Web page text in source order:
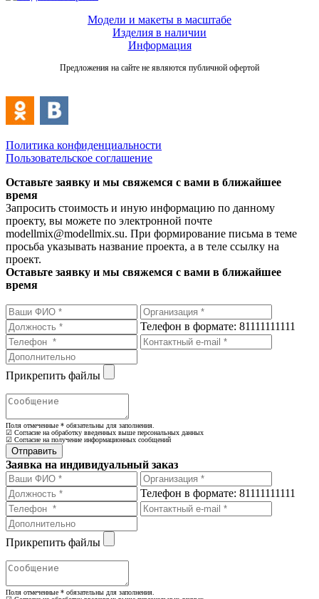
Модели и макеты в масштабе
Изделия в наличии
Информация
Предложения на сайте не являются публичной офертой
Политика конфиденциальности
Пользовательское соглашение
Оставьте заявку и мы свяжемся с вами в ближайшее
время
Запросить стоимость и иную информацию по данному
проекту, вы можете по электронной почте
modellmix@modellmix.su. При формирование письма в теме
просьба указывать название проекта, а в теле ссылку на
проект.
Оставьте заявку и мы свяжемся с вами в ближайшее
время
Телефон в формате: 81111111111
Прикрепить файлы
Поля отмеченные * обязательны для заполнения.
☑ Согласие на обработку введенных выше персональных данных
☑ Согласие на получение информационных сообщений
Заявка на индивидуальный заказ
Телефон в формате: 81111111111
Прикрепить файлы
Поля отмеченные * обязательны для заполнения.